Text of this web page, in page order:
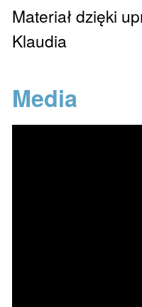
Materiał dzięki
Klaudia
Media